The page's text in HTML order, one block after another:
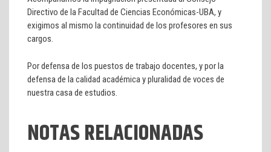
Directivo de la Facultad de Ciencias Económicas-UBA, y
exigimos al mismo la continuidad de los profesores en sus
cargos.
Por defensa de los puestos de trabajo docentes, y por la
defensa de la calidad académica y pluralidad de voces de
nuestra casa de estudios.
NOTAS RELACIONADAS